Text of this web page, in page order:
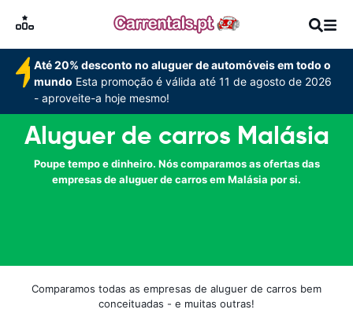
Até 20% desconto no aluguer de automóveis em todo o
mundo Esta promoção é válida até 11 de agosto de 2026
- aproveite-a hoje mesmo!
Aluguer de carros Malásia
Poupe tempo e dinheiro. Nós comparamos as ofertas das
empresas de aluguer de carros em Malásia por si.
Comparamos todas as empresas de aluguer de carros bem
conceituadas - e muitas outras!